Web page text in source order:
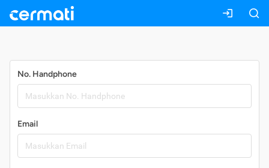
No. Handphone
Email